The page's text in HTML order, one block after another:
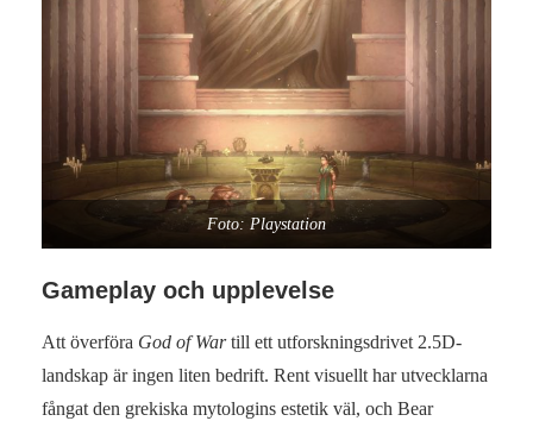
Foto: Playstation
Gameplay och upplevelse
Att överföra God of Wartill ett utforskningsdrivet 2.5D-
landskap är ingen liten bedrift. Rent visuellt har utvecklarna
fångat den grekiska mytologins estetik väl, och Bear